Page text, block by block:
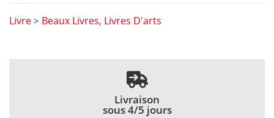
Livre > Beaux Livres, Livres D'arts
Livraison
sous 4/5 jours